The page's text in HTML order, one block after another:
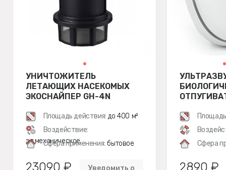
УНИЧТОЖИТЕЛЬ
ЛЕТАЮЩИХ НАСЕКОМЫХ
ЭКОСНАЙПЕР GH-4N
Площадь действия: до 400 м²
Воздействие:
эл.механическое
Сфера применения: бытовое
23090 ₽
Уведомить о
Сфера
2890 ₽